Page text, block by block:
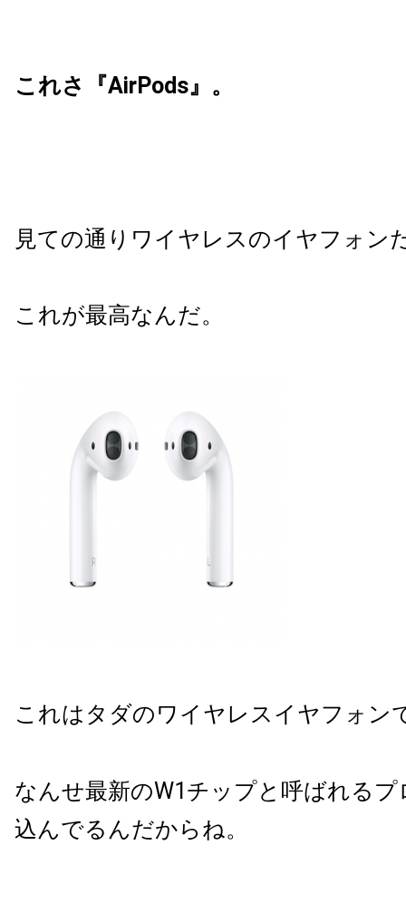
これさ『AirPods』。
見ての通りワイヤレスのイヤフォン
これが最高なんだ。
これはタダのワイヤレスイヤフォン
なんせ最新のW1チップと呼ばれる
込んでるんだからね。